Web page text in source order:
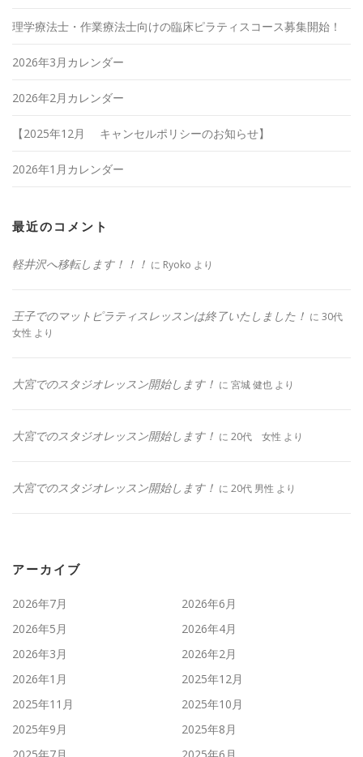
理学療法士・作業療法士向けの臨床ピラティスコース募集開始！
2026年3月カレンダー
2026年2月カレンダー
【2025年12月 キャンセルポリシーのお知らせ】
2026年1月カレンダー
最近のコメント
軽井沢へ移転します！！！ に Ryoko より
王子でのマットピラティスレッスンは終了いたしました！ に 30代
女性 より
大宮でのスタジオレッスン開始します！ に 宮城 健也 より
大宮でのスタジオレッスン開始します！ に 20代 女性 より
大宮でのスタジオレッスン開始します！ に 20代 男性 より
アーカイブ
2026年7月
2026年6月
2026年5月
2026年4月
2026年3月
2026年2月
2026年1月
2025年12月
2025年11月
2025年10月
2025年9月
2025年8月
2025年7月
2025年6月